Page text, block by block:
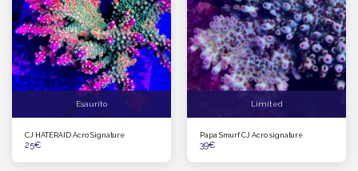
Esaurito
CJ HATERAID Acro Signature
25€
Limited
Papa Smurf CJ Acro signature
39€